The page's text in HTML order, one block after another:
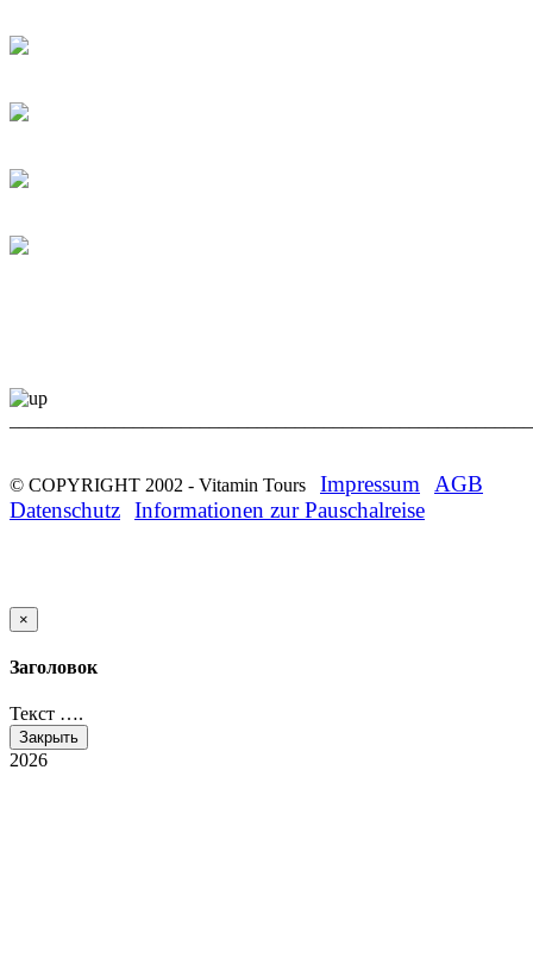
© COPYRIGHT 2002 - Vitamin Tours Impressum
AGB
Datenschutz Informationen zur Pauschalreise
×
Заголовок
Текст ….
Закрыть
2026